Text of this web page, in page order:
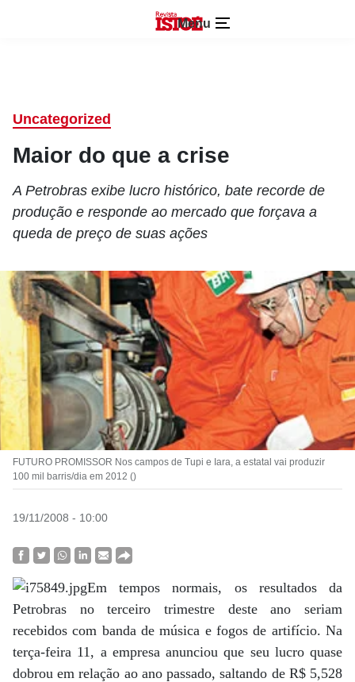
Menu
Uncategorized
Maior do que a crise
A Petrobras exibe lucro histórico, bate recorde de
produção e responde ao mercado que forçava a
queda de preço de suas ações
FUTURO PROMISSOR Nos campos de Tupi e Iara, a estatal vai produzir
100 mil barris/dia em 2012 ()
19/11/2008 - 10:00
Em tempos normais, os resultados da
Petrobras no terceiro trimestre deste ano seriam
recebidos com banda de música e fogos de artifício. Na
terça-feira 11, a empresa anunciou que seu lucro quase
dobrou em relação ao ano passado, saltando de R$ 5,528